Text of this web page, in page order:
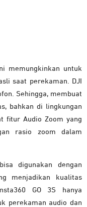
memungkinkan untuk
saat perekaman. DJI
Sehingga, membuat
bahkan di lingkungan
fitur Audio Zoom yang
rasio zoom dalam
digunakan dengan
menjadikan kualitas
GO 3S hanya
perekaman audio dan